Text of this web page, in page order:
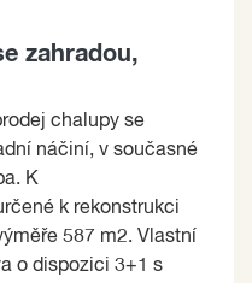
zahradou,
chalupy se
náčiní, v současné
K
k rekonstrukci
587 m2. Vlastní
o dispozici 3+1 s